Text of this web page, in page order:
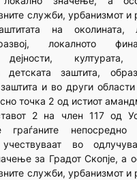
служби, урбанизмот и
на околината,
локалното
дејности, културата,
детската заштита,
и во други
точка 2 од истиот
2 на член 117 од
граѓаните
учествуваат во
за Градот Скопје, а
служби, урбанизмот и